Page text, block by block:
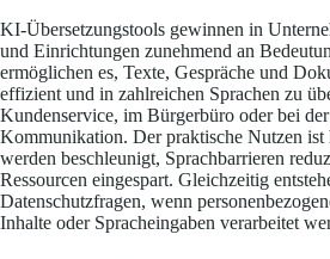
KI-Übersetzungstools gewinnen in
und Einrichtungen zunehmend an
ermöglichen es, Texte, Gespräche und
effizient und in zahlreichen Sprachen zu
Kundenservice, im Bürgerbüro oder bei
Kommunikation. Der praktische Nutzen ist
werden beschleunigt, Sprachbarrieren
Ressourcen eingespart. Gleichzeitig
Datenschutzfragen, wenn
Inhalte oder Spracheingaben verarbeitet